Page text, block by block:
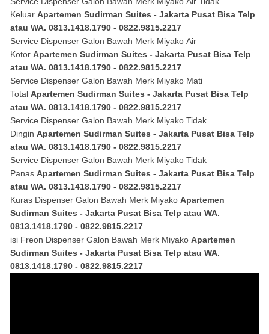
Keluar Apartemen Sudirman Suites - Jakarta Pusat Bisa Telp
atau WA. 0813.1418.1790 - 0822.9815.2217
Service Dispenser Galon Bawah Merk Miyako Air
Kotor Apartemen Sudirman Suites - Jakarta Pusat Bisa Telp
atau WA. 0813.1418.1790 - 0822.9815.2217
Service Dispenser Galon Bawah Merk Miyako Mati
Total Apartemen Sudirman Suites - Jakarta Pusat Bisa Telp
atau WA. 0813.1418.1790 - 0822.9815.2217
Service Dispenser Galon Bawah Merk Miyako Tidak
Dingin Apartemen Sudirman Suites - Jakarta Pusat Bisa Telp
atau WA. 0813.1418.1790 - 0822.9815.2217
Service Dispenser Galon Bawah Merk Miyako Tidak
Panas Apartemen Sudirman Suites - Jakarta Pusat Bisa Telp
atau WA. 0813.1418.1790 - 0822.9815.2217
Kuras Dispenser Galon Bawah Merk Miyako Apartemen
Sudirman Suites - Jakarta Pusat Bisa Telp atau WA.
0813.1418.1790 - 0822.9815.2217
isi Freon Dispenser Galon Bawah Merk Miyako Apartemen
Sudirman Suites - Jakarta Pusat Bisa Telp atau WA.
0813.1418.1790 - 0822.9815.2217